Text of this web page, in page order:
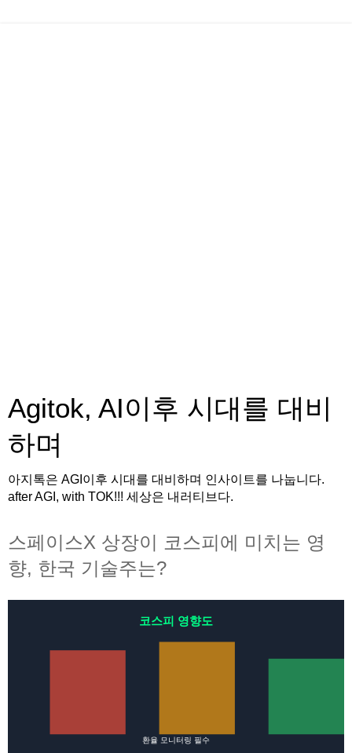
Agitok, AI이후 시대를 대비
하며
아지톡은 AGI이후 시대를 대비하며 인사이트를 나눕니다.
after AGI, with TOK!!! 세상은 내러티브다.
스페이스X 상장이 코스피에 미치는 영
향, 한국 기술주는?
코스피 영향도
환율 모니터링 필수